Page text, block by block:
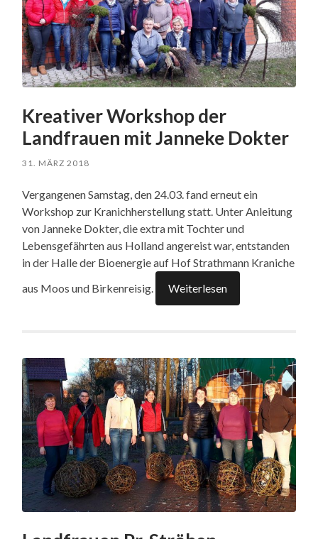
Kreativer Workshop der
Landfrauen mit Janneke Dokter
31. MÄRZ 2018
Vergangenen Samstag, den 24.03. fand erneut ein
Workshop zur Kranichherstellung statt. Unter Anleitung
von Janneke Dokter, die extra mit Tochter und
Lebensgefährten aus Holland angereist war, entstanden
in der Halle der Bioenergie auf Hof Strathmann Kraniche
aus Moos und Birkenreisig.
Weiterlesen